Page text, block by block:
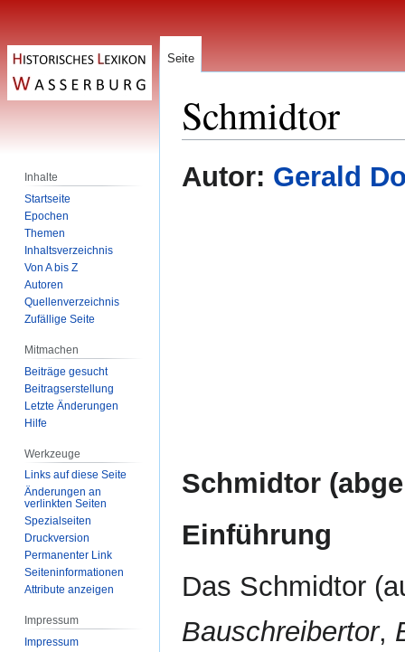
Schmidtor
Zur
Navigation
Zur
Suche
Autor: Gerald
Schmidtor
Einführung
Das Schmidtor
Bauschreibertor,
Seite
Inhalte
Startseite
Epochen
Themen
Inhaltsverzeichnis
Von A bis Z
Autoren
Quellenverzeichnis
Zufällige Seite
Mitmachen
Beiträge gesucht
Beitragserstellung
Letzte Änderungen
Hilfe
Werkzeuge
Links auf diese Seite
Änderungen an
verlinkten Seiten
Spezialseiten
Druckversion
Permanenter Link
Seiten­­informationen
Attribute anzeigen
Impressum
Impressum